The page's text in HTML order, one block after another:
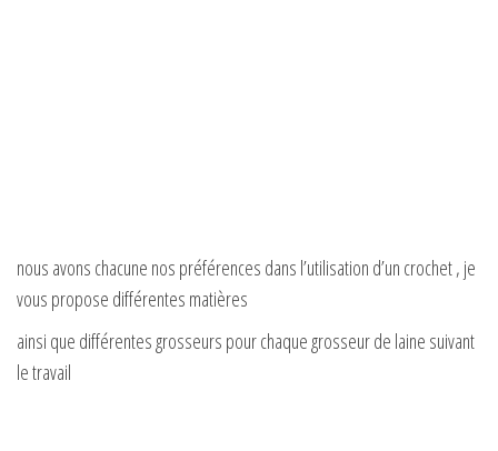
nous avons chacune nos préférences dans l’utilisation d’un crochet , je
vous propose différentes matières
ainsi que différentes grosseurs pour chaque grosseur de laine suivant
le travail